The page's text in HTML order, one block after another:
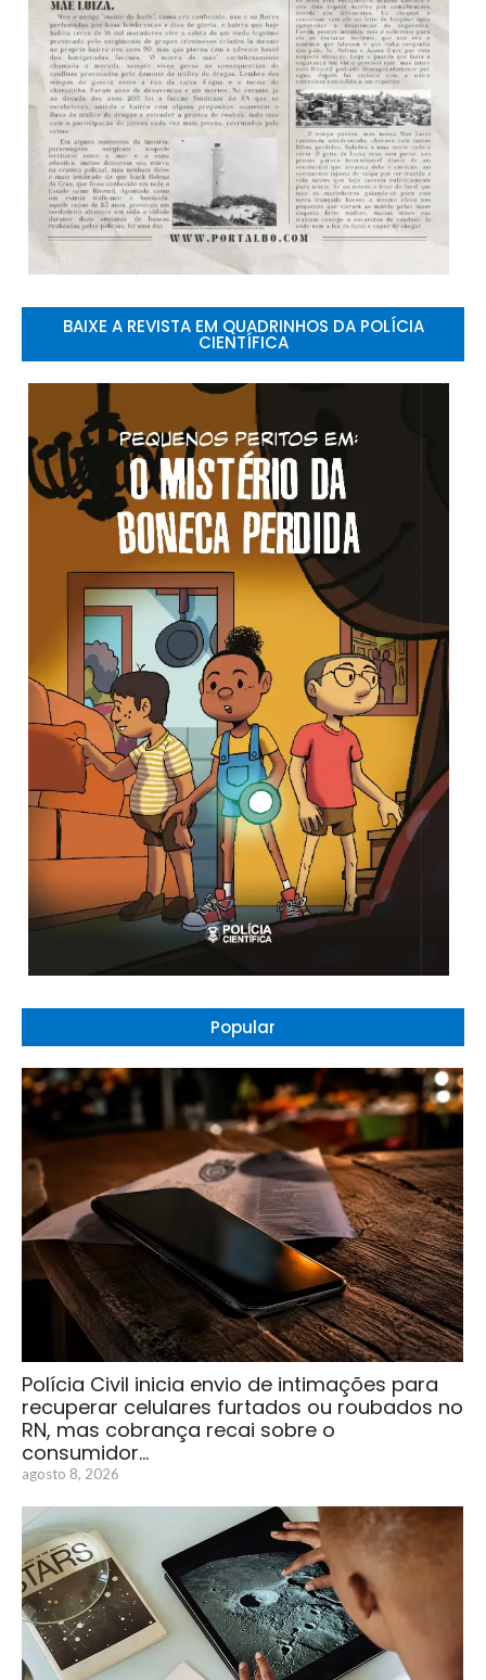
BAIXE A REVISTA EM QUADRINHOS DA POLÍCIA
CIENTÍFICA
Popular
Polícia Civil inicia envio de intimações para
recuperar celulares furtados ou roubados no
RN, mas cobrança recai sobre o
consumidor…
agosto 8, 2026